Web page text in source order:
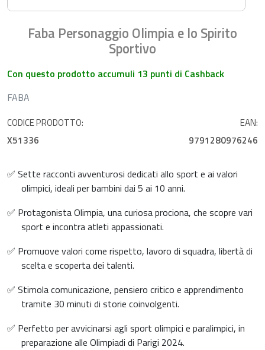
Faba Personaggio Olimpia e lo Spirito
Sportivo
Con questo prodotto accumuli 13 punti di Cashback
FABA
CODICE PRODOTTO:
X51336
EAN:
9791280976246
✅ Sette racconti avventurosi dedicati allo sport e ai valori
olimpici, ideali per bambini dai 5 ai 10 anni.
✅ Protagonista Olimpia, una curiosa prociona, che scopre vari
sport e incontra atleti appassionati.
✅ Promuove valori come rispetto, lavoro di squadra, libertà di
scelta e scoperta dei talenti.
✅ Stimola comunicazione, pensiero critico e apprendimento
tramite 30 minuti di storie coinvolgenti.
✅ Perfetto per avvicinarsi agli sport olimpici e paralimpici, in
preparazione alle Olimpiadi di Parigi 2024.